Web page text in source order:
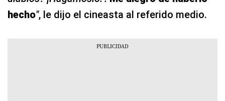
hecho", le dijo el cineasta al referido medio.